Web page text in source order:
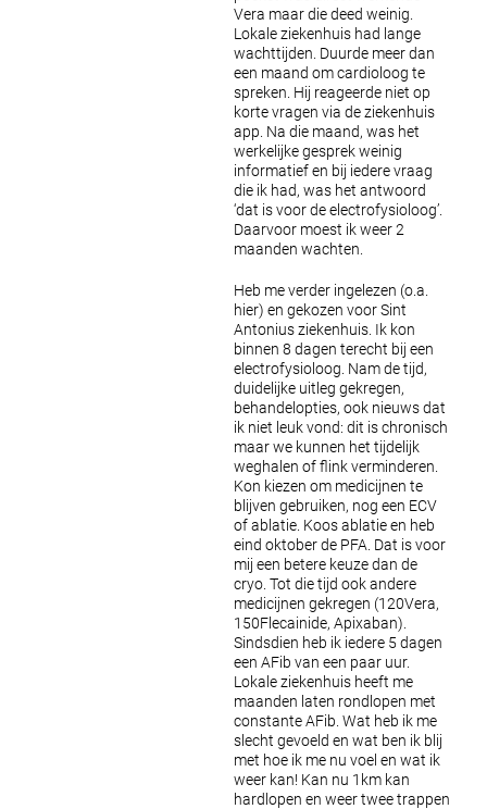
Vera maar die deed weinig.
Lokale ziekenhuis had lange
wachttijden. Duurde meer dan
een maand om cardioloog te
spreken. Hij reageerde niet op
korte vragen via de ziekenhuis
app. Na die maand, was het
werkelijke gesprek weinig
informatief en bij iedere vraag
die ik had, was het antwoord
‘dat is voor de electrofysioloog’.
Daarvoor moest ik weer 2
maanden wachten.
Heb me verder ingelezen (o.a.
hier) en gekozen voor Sint
Antonius ziekenhuis. Ik kon
binnen 8 dagen terecht bij een
electrofysioloog. Nam de tijd,
duidelijke uitleg gekregen,
behandelopties, ook nieuws dat
ik niet leuk vond: dit is chronisch
maar we kunnen het tijdelijk
weghalen of flink verminderen.
Kon kiezen om medicijnen te
blijven gebruiken, nog een ECV
of ablatie. Koos ablatie en heb
eind oktober de PFA. Dat is voor
mij een betere keuze dan de
cryo. Tot die tijd ook andere
medicijnen gekregen (120Vera,
150Flecainide, Apixaban).
Sindsdien heb ik iedere 5 dagen
een AFib van een paar uur.
Lokale ziekenhuis heeft me
maanden laten rondlopen met
constante AFib. Wat heb ik me
slecht gevoeld en wat ben ik blij
met hoe ik me nu voel en wat ik
weer kan! Kan nu 1km kan
hardlopen en weer twee trappen